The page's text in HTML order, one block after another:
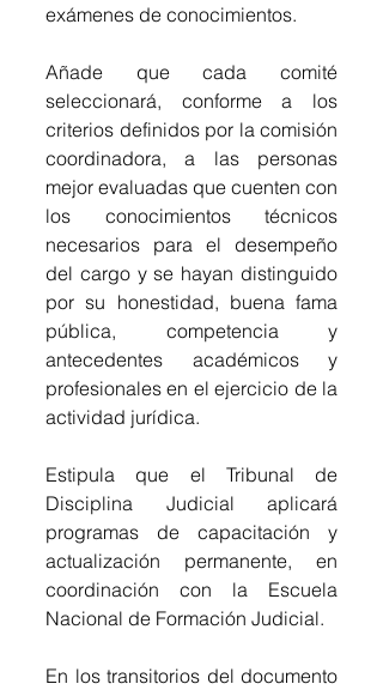
exámenes de conocimientos.
Añade que cada comité
seleccionará, conforme a los
criterios definidos por la comisión
coordinadora, a las personas
mejor evaluadas que cuenten con
los conocimientos técnicos
necesarios para el desempeño
del cargo y se hayan distinguido
por su honestidad, buena fama
pública, competencia y
antecedentes académicos y
profesionales en el ejercicio de la
actividad jurídica.
Estipula que el Tribunal de
Disciplina Judicial aplicará
programas de capacitación y
actualización permanente, en
coordinación con la Escuela
Nacional de Formación Judicial.
En los transitorios del documento